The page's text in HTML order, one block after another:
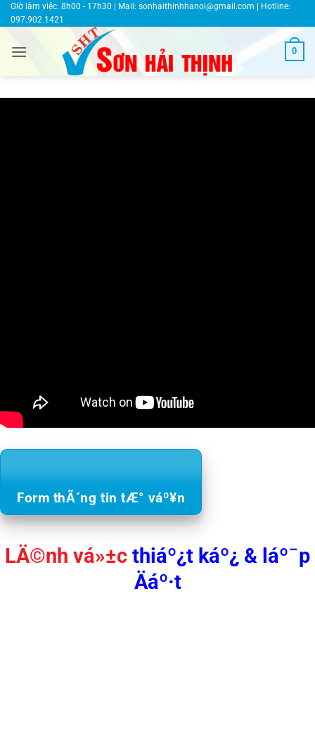
Bỏ
qua
dung
Giờ làm việc: 8h00 - 17h30 | Mail: sonhaithinhhanoi@gmail.com | Hotline:
097.902.1421
0
Form thÃ´ng tin tÆ° váº¥n
LÄ©nh vá»±c thiáº¿t káº¿ & láº¯p
Äáº·t